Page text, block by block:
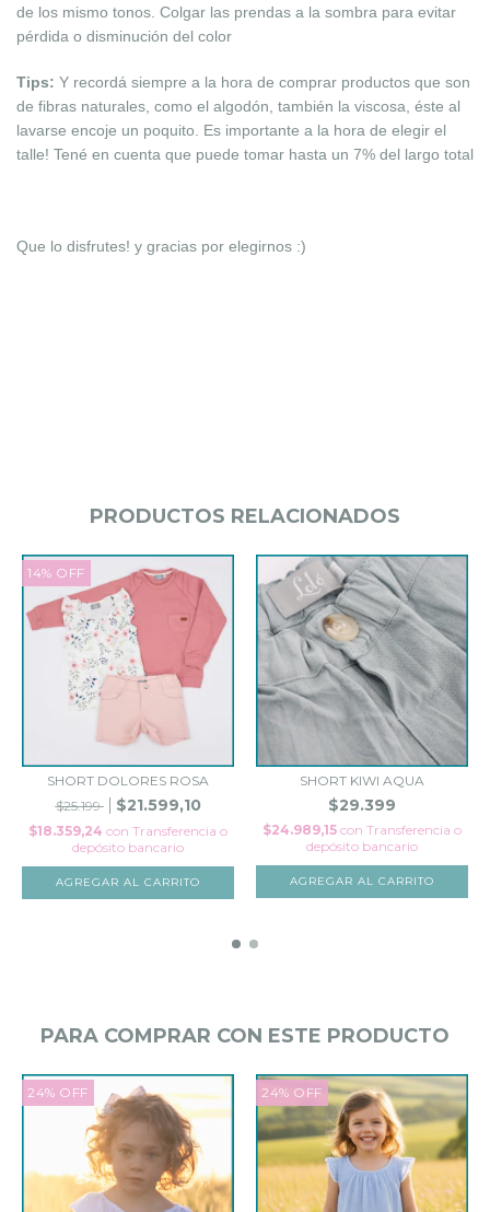
de los mismo tonos. Colgar las prendas a la sombra para evitar
pérdida o disminución del color
Tips: Y recordá siempre a la hora de comprar productos que son
de fibras naturales, como el algodón, también la viscosa, éste al
lavarse encoje un poquito. Es importante a la hora de elegir el
talle! Tené en cuenta que puede tomar hasta un 7% del largo total
Que lo disfrutes! y gracias por elegirnos :)
PRODUCTOS RELACIONADOS
14% OFF
SHORT DOLORES ROSA
$25.199
$21.599,10
$18.359,24 con Transferencia o
depósito bancario
AGREGAR AL CARRITO
SHORT KIWI AQUA
$29.399
$24.989,15 con Transferencia o
depósito bancario
AGREGAR AL CARRITO
PARA COMPRAR CON ESTE PRODUCTO
24% OFF 24% OFF